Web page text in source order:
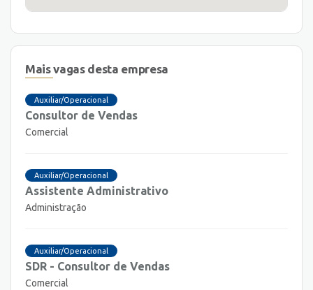
Mais vagas desta empresa
Auxiliar/Operacional
Consultor de Vendas
Comercial
Auxiliar/Operacional
Assistente Administrativo
Administração
Auxiliar/Operacional
SDR - Consultor de Vendas
Comercial